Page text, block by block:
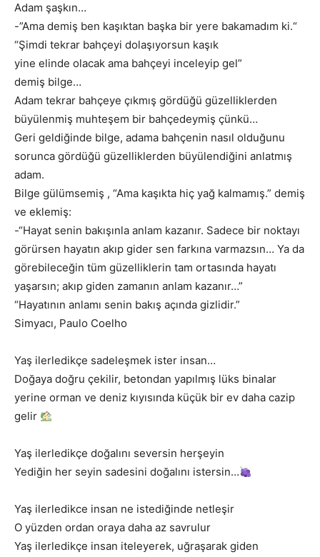
Adam şaşkın…
-”Ama demiş ben kaşıktan başka bir yere bakamadım ki.“
“Şimdi tekrar bahçeyi dolaşıyorsun kaşık
yine elinde olacak ama bahçeyi inceleyip gel”
demiş bilge…
Adam tekrar bahçeye çıkmış gördüğü güzelliklerden
büyülenmiş muhteşem bir bahçedeymiş çünkü…
Geri geldiğinde bilge, adama bahçenin nasıl olduğunu
sorunca gördüğü güzelliklerden büyülendiğini anlatmış
adam.
Bilge gülümsemiş , “Ama kaşıkta hiç yağ kalmamış.” demiş
ve eklemiş:
-“Hayat senin bakışınla anlam kazanır. Sadece bir noktayı
görürsen hayatın akıp gider sen farkına varmazsın… Ya da
görebileceğin tüm güzelliklerin tam ortasında hayatı
yaşarsın; akıp giden zamanın anlam kazanır…”
“Hayatının anlamı senin bakış açında gizlidir.”
Simyacı, Paulo Coelho
Yaş ilerledikçe sadeleşmek ister insan…
Doğaya doğru çekilir, betondan yapılmış lüks binalar
yerine orman ve deniz kıyısında küçük bir ev daha cazip
gelir
Yaş ilerledikçe doğalını seversin herşeyin
Yediğin her seyin sadesini doğalını istersin…
Yaş ilerledikce insan ne istediğinde netleşir
O yüzden ordan oraya daha az savrulur
Yaş ilerledikçe insan iteleyerek, uğraşarak giden